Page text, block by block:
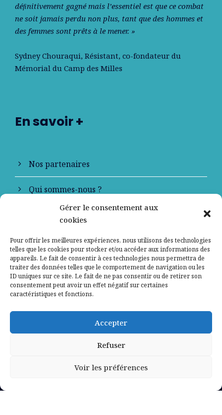
Gérer le consentement aux
cookies
Pour offrir les meilleures expériences, nous utilisons des technologies
telles que les cookies pour stocker et/ou accéder aux informations des
appareils. Le fait de consentir à ces technologies nous permettra de
traiter des données telles que le comportement de navigation ou les
ID uniques sur ce site. Le fait de ne pas consentir ou de retirer son
consentement peut avoir un effet négatif sur certaines
caractéristiques et fonctions.
Accepter
Refuser
Voir les préférences
déﬁnitivement gagné mais l’essentiel est que ce combat
ne soit jamais perdu non plus, tant que des hommes et
des femmes sont prêts à le mener. »
Sydney Chouraqui, Résistant, co-fondateur du
Mémorial du Camp des Milles
En savoir +
Nos partenaires
Qui sommes-nous ?
Contactez-nous
Mentions légales
Politique de confidentialité